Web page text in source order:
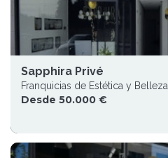
Sapphira Privé
Franquicias de Estética y Belleza
Desde 50.000 €